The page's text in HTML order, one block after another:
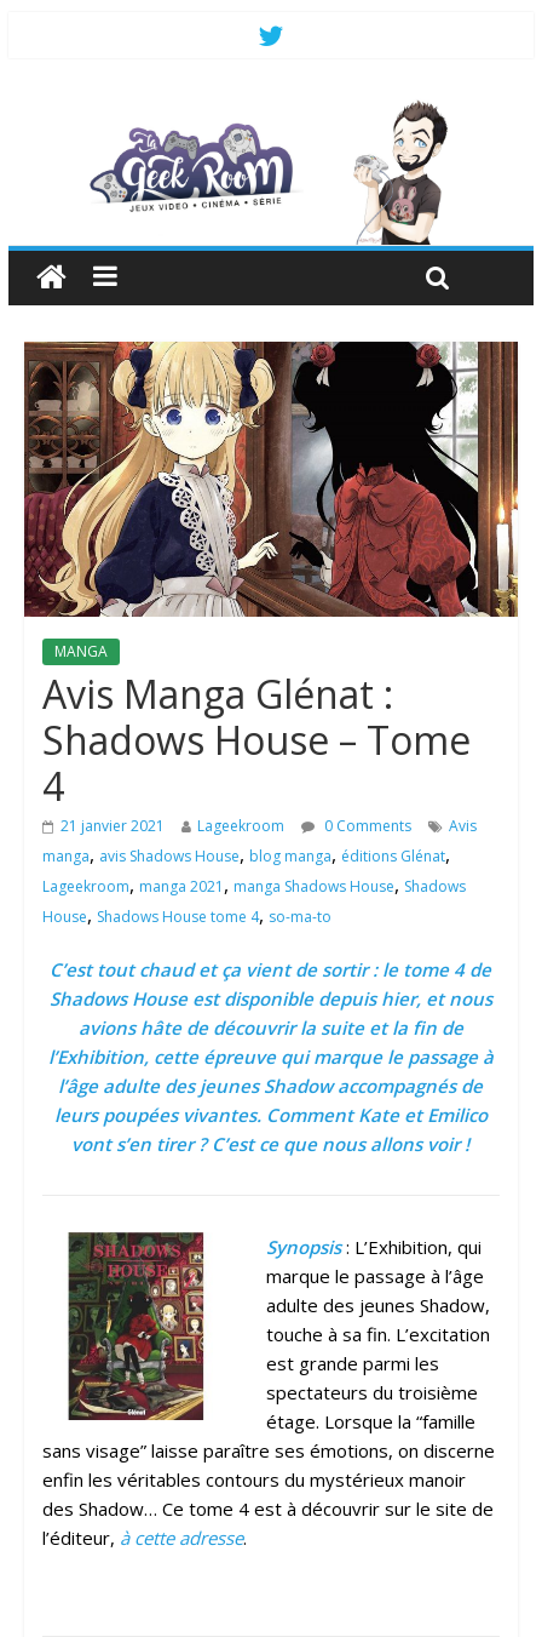
MANGA
Avis Manga Glénat :
Shadows House – Tome
4
21 janvier 2021 Lageekroom 0 Comments
Avis
manga, avis Shadows House, blog manga, éditions Glénat,
Lageekroom, manga 2021 , manga Shadows House, Shadows
House, Shadows House tome 4, so-ma-to
C’est tout chaud et ça vient de sortir : le tome 4 de
Shadows House est disponible depuis hier, et nous
avions hâte de découvrir la suite et la fin de
l’Exhibition, cette épreuve qui marque le passage à
l’âge adulte des jeunes Shadow accompagnés de
leurs poupées vivantes. Comment Kate et Emilico
vont s’en tirer ? C’est ce que nous allons voir !
Synopsis: L’Exhibition, qui
marque le passage à l’âge
adulte des jeunes Shadow,
touche à sa fin. L’excitation
est grande parmi les
spectateurs du troisième
étage. Lorsque la “famille
sans visage” laisse paraître ses émotions, on discerne
enfin les véritables contours du mystérieux manoir
des Shadow… Ce tome 4 est à découvrir sur le site de
l’éditeur, à cette adresse.